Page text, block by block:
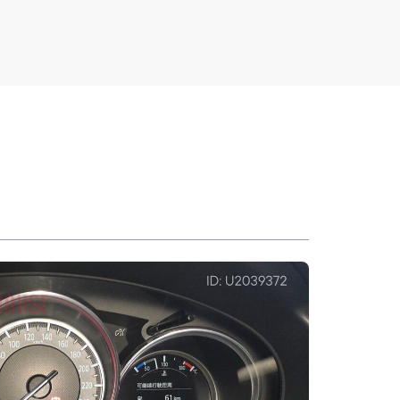
1593
Тип переднего
тормоза
Вентилир. дисковые
тормоза
Кузовной ремонт Несущий кузов